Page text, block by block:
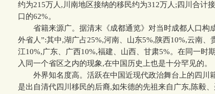
约为215万人,川南地区接纳的移民约为312万人;四川合计
口的62%。
省籍来源广。据清末《成都通览》对当时成都人口构
外省人”:其中,湖广占25%,河南、山东5%,陕西10%,云南、
江10%,广东、广西10%,福建、山西、甘肃5%。在同一时
入同一个省区之内的现象,在中国历史上也是十分罕见的。
外界知名度高。活跃在中国近现代政治舞台上的四川
是出自清代四川移民的后裔,如朱德的先祖来自广东,陈毅